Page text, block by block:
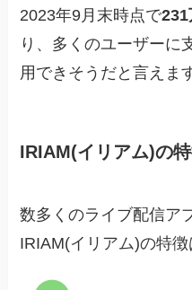
2023年9月末時点で231
り、多くのユーザーに
用できそうだと言えま
IRIAM(イリアム)の
数多くのライブ配信ア
IRIAM(イリアム)の特徴